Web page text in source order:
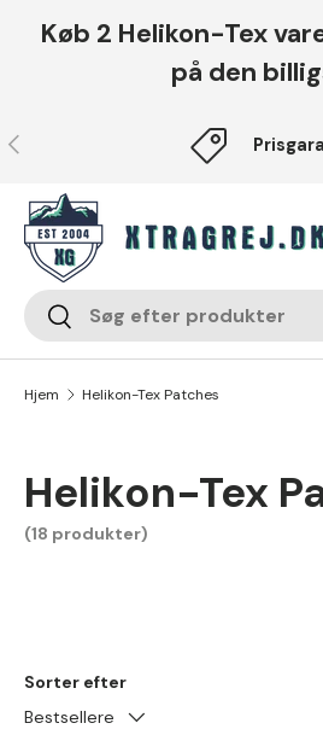
Fortsæt til indhold
Køb 2 Helikon-Tex
på den
Forrige
Søg
Søg
Hjem Helikon-Tex Patches
Helikon-Tex
(18 produkter)
Sorter efter
Bestsellere